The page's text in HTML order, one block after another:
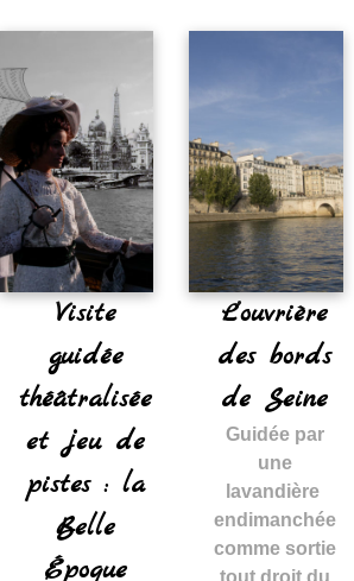
Visite
guidée
théâtralisée
et jeu de
pistes : la
Belle
Époque
L’ouvrière
des bords
de Seine
Guidée par
une
lavandière
endimanchée
comme sortie
tout droit du